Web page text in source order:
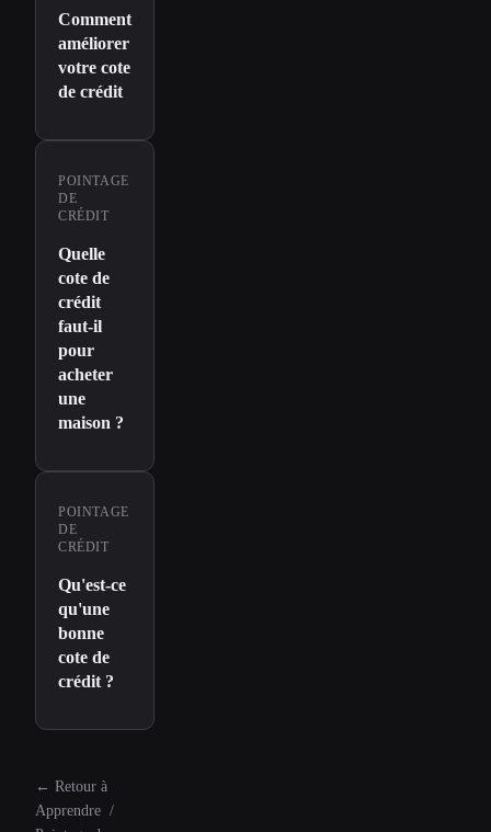
Comment
améliorer
votre cote
de crédit
POINTAGE
DE
CRÉDIT
Quelle
cote de
crédit
faut-il
pour
acheter
une
maison ?
POINTAGE
DE
CRÉDIT
Qu'est-ce
qu'une
bonne
cote de
crédit ?
← Retour à
Apprendre /